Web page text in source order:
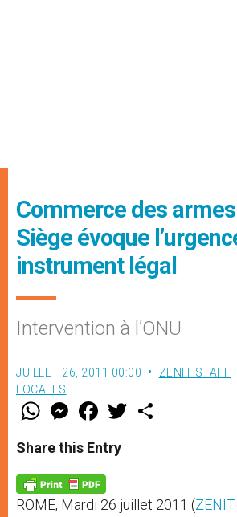
Commerce des
Siège évoque
instrument légal
Intervention à l’ONU
JUILLET 26, 2011 00:00 ZENIT STAFF
LOCALES
W
t
s
p
p
M
e
s
e
g
e
r
F
a
e
b
o
k
w
Share this Entry
ROME, Mardi 26 juillet 2011 (